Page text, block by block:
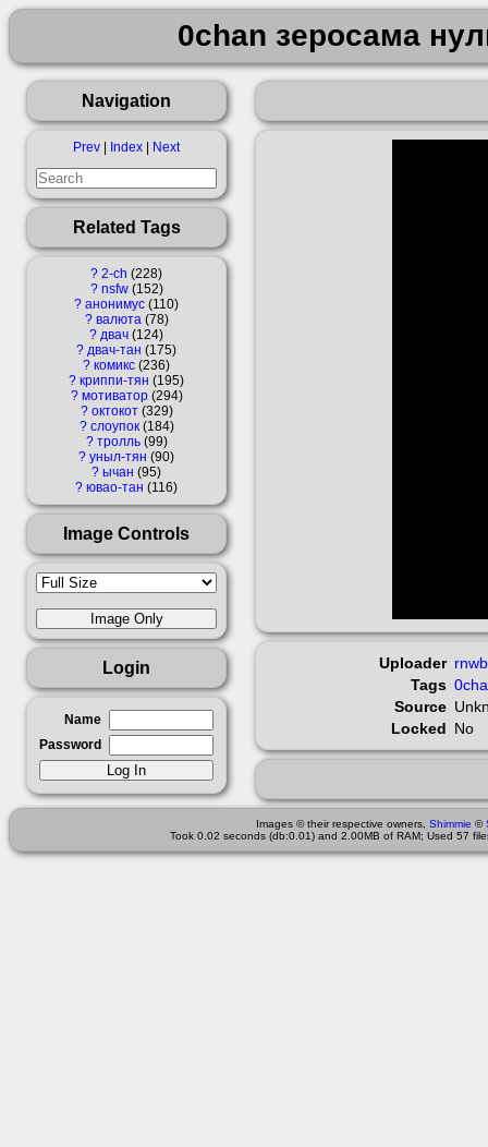
0chan зеросама
Navigation
Prev Index Next
Related Tags
? 2-ch 228
? nsfw 152
? анонимус 110
? валюта 78
? двач 124
? двач-тан
175
? комикс 236
? криппи-тян
195
? мотиватор 294
? октокот 329
? слоупок 184
? тролль 99
? уныл-тян 90
? ычан 95
? ювао-тан 116
Image Controls
Login
Name
Password
Uploader rnwb
Tags
Source
Locked No
Images © their respective owners, Shimmie ©
Took 0.02 seconds (db:0.01) and 2.00MB of RAM; Used 57